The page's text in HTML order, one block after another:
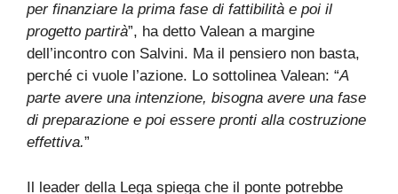
per finanziare la prima fase di fattibilità e poi il
progetto partirà”, ha detto Valean a margine
dell’incontro con Salvini. Ma il pensiero non basta,
perché ci vuole l’azione. Lo sottolinea Valean: “A
parte avere una intenzione, bisogna avere una fase
di preparazione e poi essere pronti alla costruzione
effettiva.”
Il leader della Lega spiega che il ponte potrebbe